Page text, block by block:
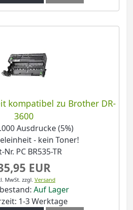
kompatibel zu Brother DR-
3600
Ausdrucke (5%)
- kein Toner!
Nr. PC BR535-TR
EUR
MwSt. zzgl. Versand
Auf Lager
1-3 Werktage